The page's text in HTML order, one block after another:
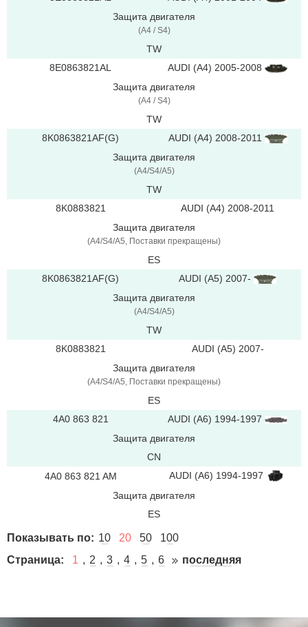
Защита двигателя
(A4 / S4)
TW
8E0863821AL
AUDI (A4) 2005-2008
Защита двигателя
(A4 / S4)
TW
8K0863821AF(G)
AUDI (A4) 2008-2011
Защита двигателя
(A4/S4/A5)
TW
8K0883821
AUDI (A4) 2008-2011
Защита двигателя
(A4/S4/A5, Поставки прекращены)
ES
8K0863821AF(G)
AUDI (A5) 2007-
Защита двигателя
(A4/S4/A5)
TW
8K0883821
AUDI (A5) 2007-
Защита двигателя
(A4/S4/A5, Поставки прекращены)
ES
4A0 863 821
AUDI (A6) 1994-1997
Защита двигателя
CN
4A0 863 821 AM
AUDI (A6) 1994-1997
Защита двигателя
ES
Показывать по: 10 20 50
100
Страница:
1 2 3 4 5 6 последняя